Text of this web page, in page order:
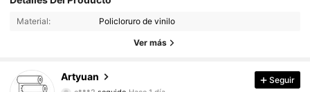
Material: Policloruro de vinilo
Ver más
Artyuan
4.84 6.9K Seguidores
6.9K Seguidores
Seguir